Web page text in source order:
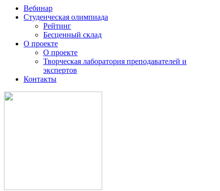
Вебинар
Студенческая олимпиада
Рейтинг
Бесценный склад
О проекте
О проекте
Творческая лаборатория преподавателей и
экспертов
Контакты